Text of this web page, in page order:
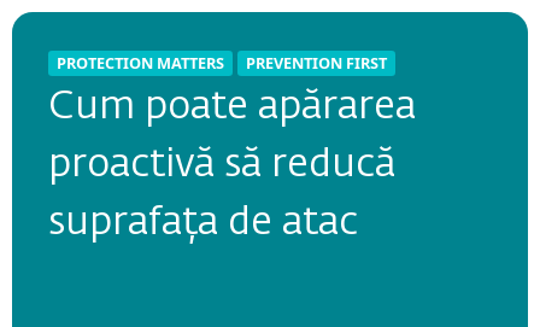
PROTECTION MATTERS PREVENTION FIRST
Cum poate apărarea
proactivă să reducă
suprafața de atac
PROTECTION MATTERS PREVENTION FIRST
Reducerea complexității
cibernetice - ghid
practic